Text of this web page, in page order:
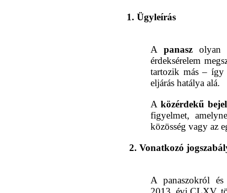
1. Ügyleírás
A panaszolyan
érdeksérelem
tartozik más – így
eljárás hatálya alá.
Aközérdekű
figyelmet,
közösség vagy az
2. Vonatkozó
A panaszokról